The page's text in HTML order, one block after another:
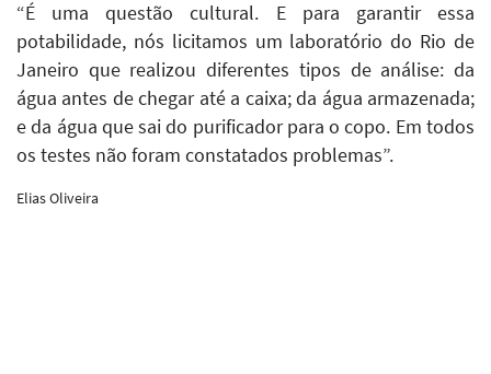
“É uma questão cultural. E para garantir essa
potabilidade, nós licitamos um laboratório do Rio de
Janeiro que realizou diferentes tipos de análise: da
água antes de chegar até a caixa; da água armazenada;
e da água que sai do purificador para o copo. Em todos
os testes não foram constatados problemas”.
Elias Oliveira